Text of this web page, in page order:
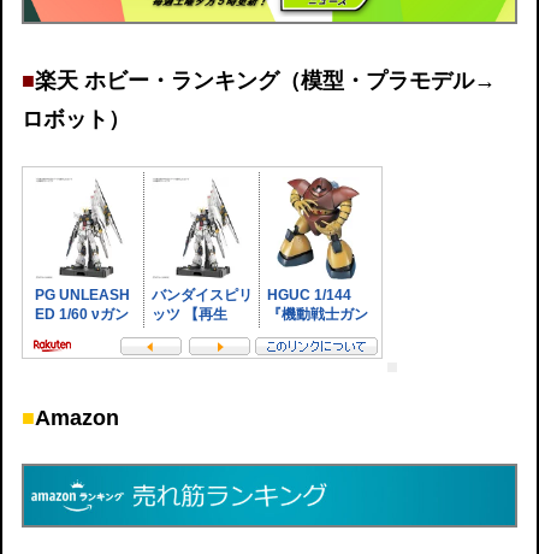
■楽天 ホビー・ランキング（模型・プラモデル→
ロボット）
■Amazon